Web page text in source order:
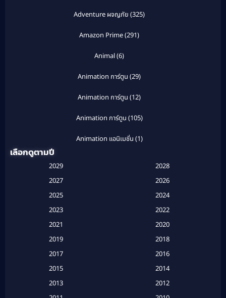
Adventure ผจญภัย (325)
Amazon Prime(291)
Animal(6)
Animation การ์ตูน (29)
Animation การ์ตูน (12)
Animation การ์ตูน (105)
Animation แอนิเมชั่น (1)
Based on a True Story สร้างจากเรื่องจริง(2)
Based on a True Story เรื่องจริง (20)
Based on a True Story เรื่องจริง (16)
เลือกดูตามปี
2029
2028
2027
2026
2025
2024
2023
2022
2021
2020
2019
2018
2017
2016
2015
2014
2013
2012